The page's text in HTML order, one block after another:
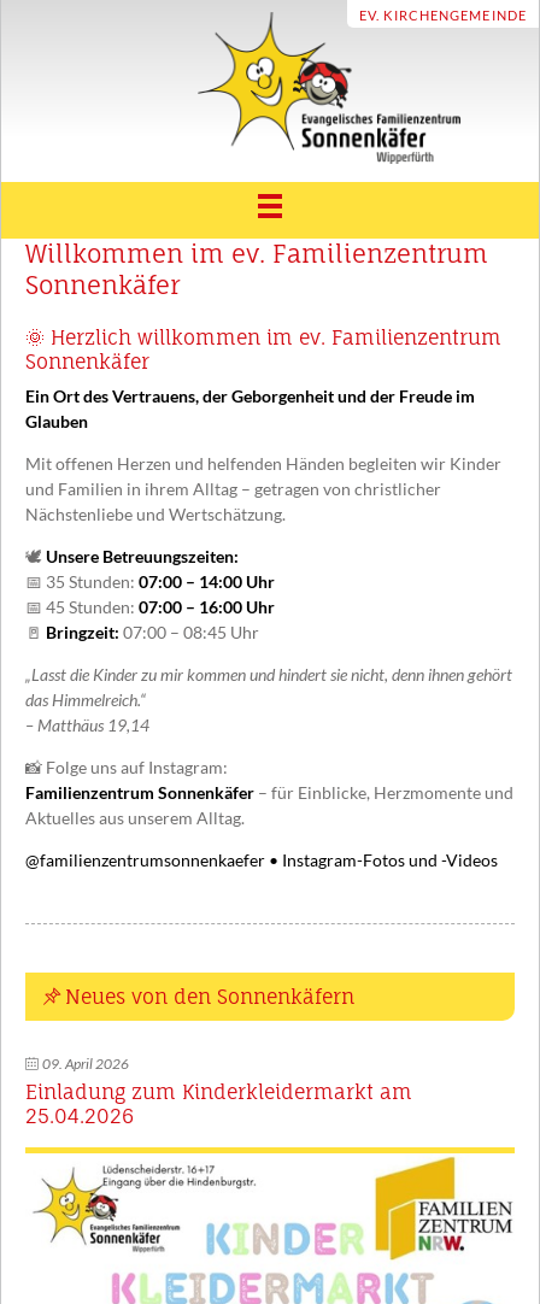
EV. KIRCHENGEMEINDE
ÜBER UNS
Unsere Geschichte
Unser Sonnenkäfer Team
Eingewöhnung
ELTERNRAT & FÖRDERVEREIN
FAMILIENZENTRUM
Familienbildung und Erziehungspartnerschaft
Profilbereiche
Kooperationspartner
INFOTHEK
Anmeldung
Downloads
KONTAKT
Willkommen im ev. Familienzentrum
Sonnenkäfer
🌞 Herzlich willkommen im ev. Familienzentrum
Sonnenkäfer
Ein Ort des Vertrauens, der Geborgenheit und der Freude im
Glauben
Mit offenen Herzen und helfenden Händen begleiten wir Kinder
und Familien in ihrem Alltag – getragen von christlicher
Nächstenliebe und Wertschätzung.
🕊️ Unsere Betreuungszeiten:
📅 35 Stunden: 07:00 – 14:00 Uhr
📅 45 Stunden: 07:00 – 16:00 Uhr
🚪 Bringzeit: 07:00 – 08:45 Uhr
„Lasst die Kinder zu mir kommen und hindert sie nicht, denn ihnen gehört
das Himmelreich.“
– Matthäus 19,14
📸 Folge uns auf Instagram:
Familienzentrum Sonnenkäfer – für Einblicke, Herzmomente und
Aktuelles aus unserem Alltag.
@familienzentrumsonnenkaefer • Instagram-Fotos und -Videos
Neues von den Sonnenkäfern
09. April 2026
Einladung zum Kinderkleidermarkt am
25.04.2026